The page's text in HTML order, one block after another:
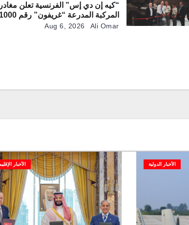
“كيه إن دي إس” الفرنسية تعلن
المركبة المدرعة “غريفون” رقم 1000
لخط الإنتاج Aug 6, 2026 Ali Omar
الأخبار الدولية الأخبار